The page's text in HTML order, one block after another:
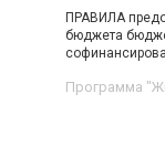
ПРАВИЛА
бюджета
Программа